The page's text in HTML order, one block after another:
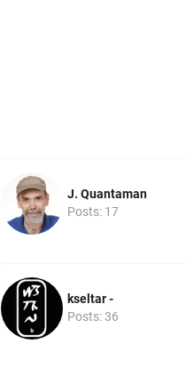
J. Quantaman
Posts: 17
kseltar -
Posts: 36